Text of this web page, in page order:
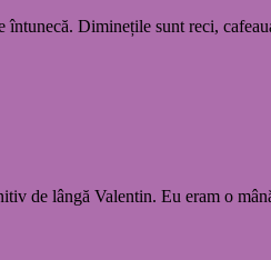
Diminețile sunt reci,
de lângă Valentin. Eu eram o